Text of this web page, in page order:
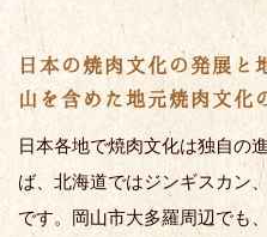
日本の焼肉文化の発展と
山を含めた地元焼肉文化
日本各地で焼肉文化は独自の
ば、北海道ではジンギスカン
です。岡山市大多羅周辺でも